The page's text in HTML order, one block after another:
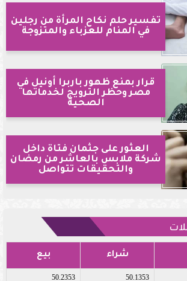
تفسير حلم نكاح المرأة من رجلين
في المنام للعزباء والمتزوجة
قرار بمنع ظهور باربرا أونيل في
مصر وحظر الترويج لخدماتها
الصحية
العثور على جثمان فتاة داخل
شركة ملابس بالعاشر من رمضان
والتحقيقات تتواصل
شراء بيع
50.1353
50.2353